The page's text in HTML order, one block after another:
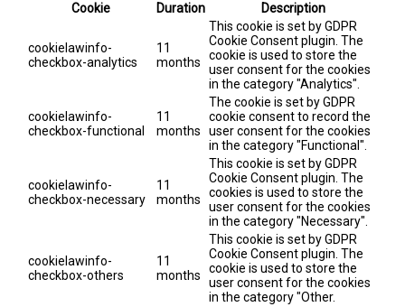
Cookie
Duration Description
cookielawinfo-
checkbox-analytics
11
months
This cookie is set by GDPR
Cookie Consent plugin. The
cookie is used to store the
user consent for the cookies
in the category "Analytics".
cookielawinfo-
checkbox-functional
11
months
The cookie is set by GDPR
cookie consent to record the
user consent for the cookies
in the category "Functional".
cookielawinfo-
checkbox-necessary
11
months
This cookie is set by GDPR
Cookie Consent plugin. The
cookies is used to store the
user consent for the cookies
in the category "Necessary".
cookielawinfo-
checkbox-others
11
months
This cookie is set by GDPR
Cookie Consent plugin. The
cookie is used to store the
user consent for the cookies
in the category "Other.